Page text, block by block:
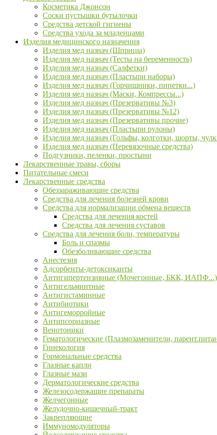
Косметика Джонсон
Соски пустышки бутылочки
Средства детской гигиены
Средства ухода за младенцами
Изделия медицинского назначения
Изделия мед назнач (Шприцы)
Изделия мед назнач (Тесты на беременность)
Изделия мед назнач (Салфетки)
Изделия мед назнач (Пластыри наборы)
Изделия мед назнач (Горчишники, пипетки...)
Изделия мед назнач (Маски, Компрессы...)
Изделия мед назнач (Презервативы №3)
Изделия мед назнач (Презервативы №12)
Изделия мед назнач (Презервативы прочие)
Изделия мед назнач (Пластыри рулоны)
Изделия мед назнач (Гольфы, колготки, шорты,
Изделия мед назнач (Перевязочные средства)
Подгузники, пеленки, простыни
Лекарственные травы, сборы
Питательные смеси
Лекарственные средства
Обеззараживающие средства
Средства для лечения болезней крови
Средства для нормализации обмена веществ
Средства для лечения костей
Средства для лечения суставов
Средства для лечения боли, температуры
Боль и спазмы
Обезболивающие средства
Анестезия
Адсорбенты-детоксиканты
Антигипертензивные (Мочегонные, БКК, ИАПФ...)
Антигельминтные
Антигистаминные
Антибиотики
Антигеморройные
Антипсориазные
Венотоники
Гематологические (Плазмозаменители,
Гинекология
Гормональные средства
Глазные капли
Глазные мази
Дерматологические средства
Железосодержащие препараты
Желчегонные
Желудочно-кишечный-тракт
Закрепляющие
Иммуномодуляторы